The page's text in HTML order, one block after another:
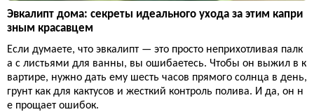
Эвкалипт дома: секреты идеального ухода за этим капри
зным красавцем
Если думаете, что эвкалипт — это просто неприхотливая палк
а с листьями для ванны, вы ошибаетесь. Чтобы он выжил в к
вартире, нужно дать ему шесть часов прямого солнца в день,
грунт как для кактусов и жесткий контроль полива. И да, он н
е прощает ошибок.